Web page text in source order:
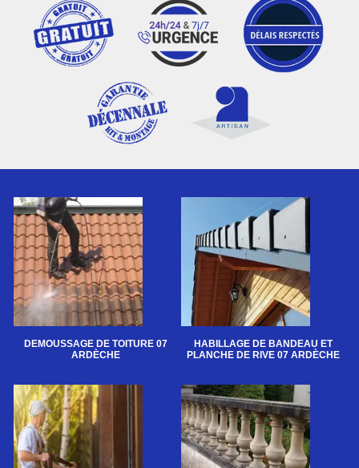
DEMOUSSAGE DE TOITURE 07
ARDÈCHE
HABILLAGE DE BANDEAU ET
PLANCHE DE RIVE 07 ARDÈCHE